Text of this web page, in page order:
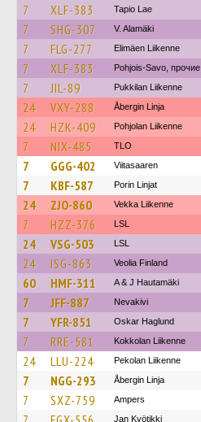
7 XLF-383 Tapio Lae
7 SHG-307 V. Alamäki
7 FLG-277 Elimäen Liikenne
7 XLF-383 Pohjois-Savo, прочие
7 JIL-89 Pukkilan Liikenne
24 VXY-288 Åbergin Linja
24 HZK-409 Pohjolan Liikenne
7 NIX-485 TLO
7 GGG-402 Viitasaaren
7 KBF-587 Porin Linjat
24 ZJO-860 Vekka Liikenne
7 HZZ-376 LSL
24 VSG-503 LSL
24 ISG-863 Veolia Finland
60 HMF-311 A & J Hautamäki
7 JFF-887 Nevakivi
7 YFR-851 Oskar Haglund
7 RRE-581 Kokkolan Liikenne
24 LLU-224 Pekolan Liikenne
7 NGG-293 Åbergin Linja
7 SXZ-759 Ampers
Jan Kyötikki